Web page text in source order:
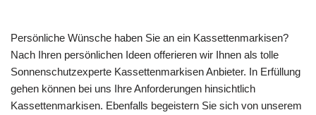
Persönliche Wünsche haben Sie an ein Kassettenmarkisen?
Nach Ihren persönlichen Ideen offerieren wir Ihnen als tolle
Sonnenschutzexperte Kassettenmarkisen Anbieter. In Erfüllung
gehen können bei uns Ihre Anforderungen hinsichtlich
Kassettenmarkisen. Ebenfalls begeistern Sie sich von unserem